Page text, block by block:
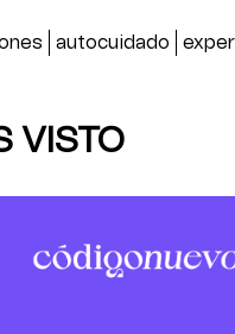
autocuidado
VISTO